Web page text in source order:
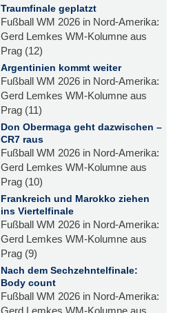
Traumfinale geplatzt
Fußball WM 2026 in Nord-Amerika:
Gerd Lemkes WM-Kolumne aus
Prag (12)
Argentinien kommt weiter
Fußball WM 2026 in Nord-Amerika:
Gerd Lemkes WM-Kolumne aus
Prag (11)
Don Obermaga geht dazwischen –
CR7 raus
Fußball WM 2026 in Nord-Amerika:
Gerd Lemkes WM-Kolumne aus
Prag (10)
Frankreich und Marokko ziehen
ins Viertelfinale
Fußball WM 2026 in Nord-Amerika:
Gerd Lemkes WM-Kolumne aus
Prag (9)
Nach dem Sechzehntelfinale:
Body count
Fußball WM 2026 in Nord-Amerika:
Gerd Lemkes WM-Kolumne aus